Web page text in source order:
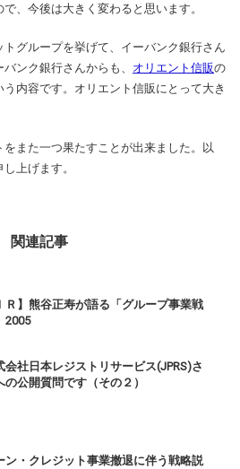
、今後は大きく変わると思います。
グループを挙げて、イーバンク銀行さん
ンク銀行さんからも、 オリエント信販の
内容です。オリエント信販にとって大き
また一つ果たすことが出来ました。以
上げます。
関連記事
Ｒ】熊谷正寿が語る「グループ事業戦
2005
会社日本レジストリサービス(JPRS)さ
の公開質問です（その２）
ン・クレジット事業撤退に伴う戦略説